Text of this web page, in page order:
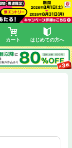
カート はじめての方へ